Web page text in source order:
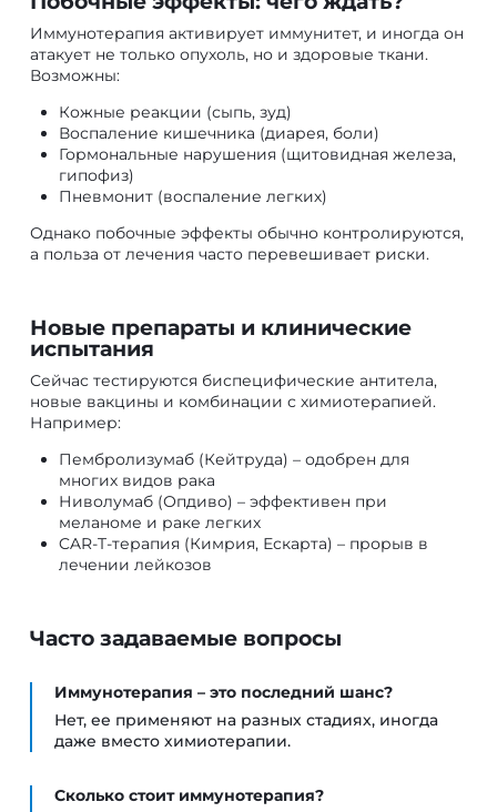
Иммунотерапия активирует иммунитет, и иногда он
атакует не только опухоль, но и здоровые ткани.
Возможны:
Кожные реакции (сыпь, зуд)
Воспаление кишечника (диарея, боли)
Гормональные нарушения (щитовидная железа,
гипофиз)
Пневмонит (воспаление легких)
Однако побочные эффекты обычно контролируются,
а польза от лечения часто перевешивает риски.
Новые препараты и клинические
испытания
Сейчас тестируются биспецифические антитела,
новые вакцины и комбинации с химиотерапией.
Например:
Пембролизумаб (Кейтруда) – одобрен для
многих видов рака
Ниволумаб (Опдиво) – эффективен при
меланоме и раке легких
CAR-T-терапия (Кимрия, Ескарта) – прорыв в
лечении лейкозов
Часто задаваемые вопросы
Иммунотерапия – это последний шанс?
Нет, ее применяют на разных стадиях, иногда
даже вместо химиотерапии.
Сколько стоит иммунотерапия?